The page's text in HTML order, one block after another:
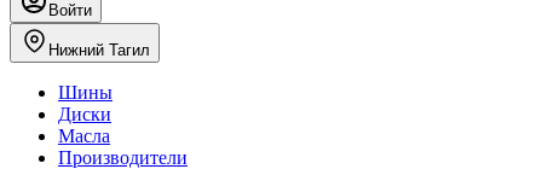
Войти
Нижний Тагил
Шины
Диски
Масла
Производители